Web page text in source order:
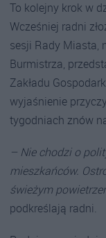
To kolejny krok w
Wcześniej radni
sesji Rady Miasta,
Burmistrza,
Zakładu
wyjaśnienie
tygodniach znów
– Nie chodzi o
mieszkańców.
świeżym
podkreślają radni.